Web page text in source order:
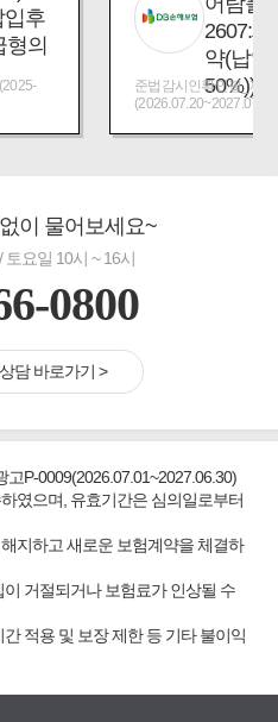
입후
형의
2607:
약(납입
50%))
준법감시인확인필_제
이 물어보세요~
토요일 10시 ~ 16시
0800
담 바로가기 >
P-0009(2026.07.01~2027.06.30)
였으며, 유효기간은 심의일로부터
지하고 새로운 보험계약을 체결하
거절되거나 보험료가 인상될 수
적용 및 보장 제한 등 기타 불이익